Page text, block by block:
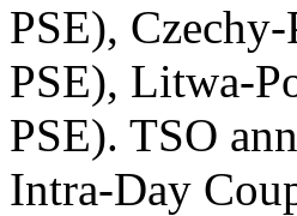
PSE),
PSE), Litwa-
PSE). TSO
Intra-Day